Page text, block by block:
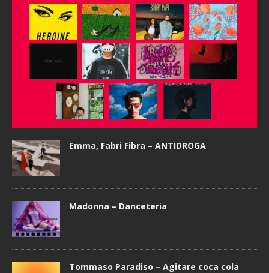
Emma, Fabri Fibra – ANTIDROGA
Madonna – Danceteria
Tommaso Paradiso – Agitare coca cola